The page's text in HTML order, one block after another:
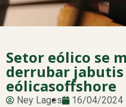
Setor eólico se
derrubar jabutis
eólicasoffshore
Ney Lages 16/04/2024